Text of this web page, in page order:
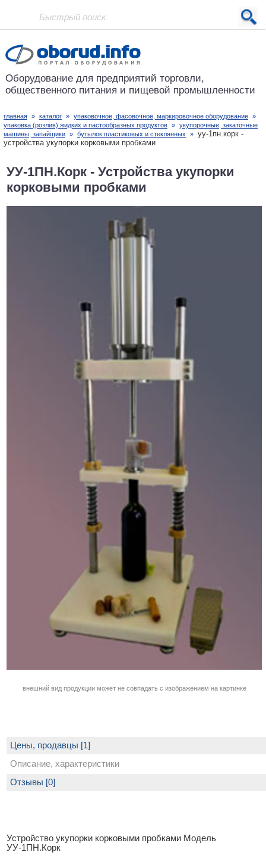
Проект основан в 2001 году
Оборудование для предприятий торговли,
общественного питания и пищевой промышленности
главная » каталог » упаковочное, фасовочное, маркировочное оборудование »
упаковка (розлив) жидких и пастообразных продуктов » укупорочные, закаточные
машины, запайщики » бутылок пластиковых и стеклянных » уу-1пн.корк -
устройства укупорки корковыми пробками
УУ-1ПН.Корк - Устройства укупорки
корковыми пробками
внешний вид продукции может не совпадать с изображением на картинке
Цены, продавцы [1]
Описание, характеристики
Устройство укупорки корковыми пробками Модель
УУ-1ПН.Корк
Отзывы [0]